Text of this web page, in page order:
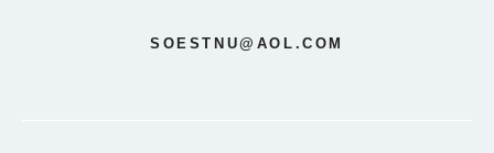
SOESTNU@AOL.COM